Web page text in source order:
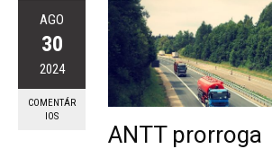
AGO
30
2024
COMENTÁR
IOS
ANTT prorroga